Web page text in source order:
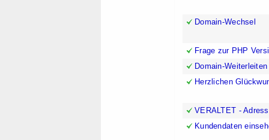
Domain-Wechsel
Frage zur PHP
Domain-
Herzlichen
VERALTET -
Kundendaten